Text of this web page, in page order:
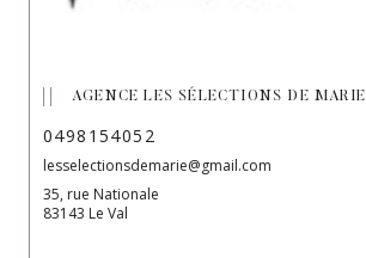
AGENCE LES SÉLECTIONS DE MARIE
0498154052
lesselectionsdemarie@gmail.com
35, rue Nationale
83143 Le Val